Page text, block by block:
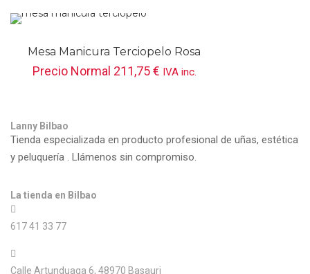
Mesa Manicura Terciopelo Rosa
MS2010RD
Precio Normal 211,75€ IVA inc.
Lanny Bilbao
Tienda especializada en producto profesional de uñas, estética
y peluquería . Llámenos sin compromiso.
La tienda en Bilbao
617 41 33 77
Calle Artunduaga 6, 48970 Basauri